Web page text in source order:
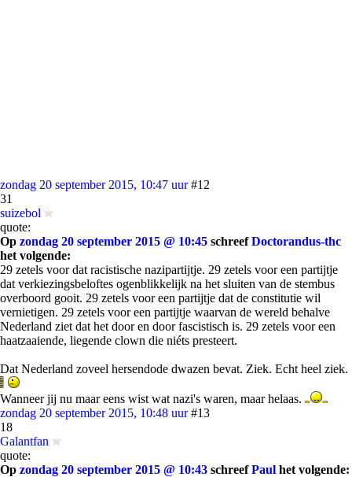
zondag 20 september 2015, 10:47 uur #12
31
suizebol
quote:
Op zondag 20 september 2015 @ 10:45 schreefDoctorandus-thc
het volgende:
29 zetels voor dat racistische nazipartijtje. 29 zetels voor een partijtje
dat verkiezingsbeloftes ogenblikkelijk na het sluiten van de stembus
overboord gooit. 29 zetels voor een partijtje dat de constitutie wil
vernietigen. 29 zetels voor een partijtje waarvan de wereld behalve
Nederland ziet dat het door en door fascistisch is. 29 zetels voor een
haatzaaiende, liegende clown die niéts presteert.
Dat Nederland zoveel hersendode dwazen bevat. Ziek. Echt heel ziek.
Wanneer jij nu maar eens wist wat nazi's waren, maar helaas.
zondag 20 september 2015, 10:48 uur #13
18
Galantfan
quote:
Op zondag 20 september 2015 @ 10:43 schreefPaul het volgende: